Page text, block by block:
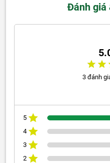
Đánh giá
3 đánh
5
4
3
2